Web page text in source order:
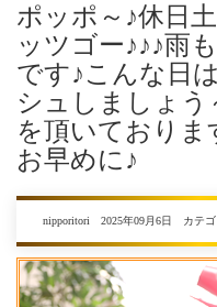
ポッポ～♪休日
ッツゴー♪♪♪雨
です♪こんな日
シュしましょう
を頂いておりま
お早めに♪
nipporitori 2025年09月6日 カテゴ